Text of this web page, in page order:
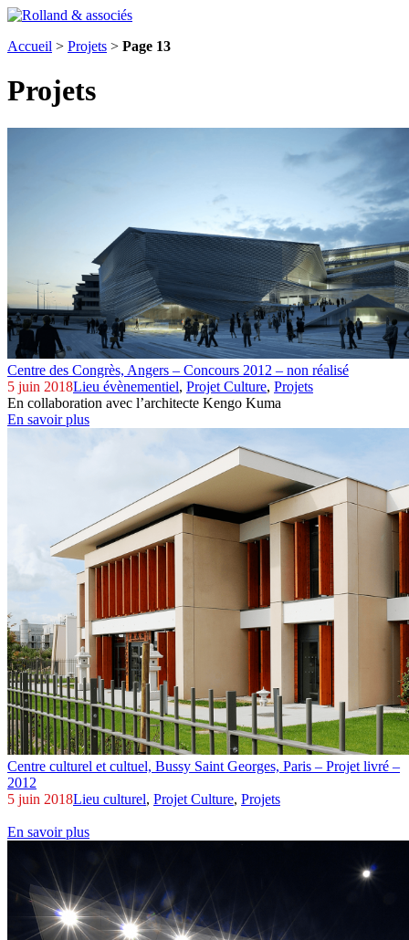
Accueil > Projets > Page 13
Projets
Centre des Congrès, Angers – Concours 2012 – non réalisé
5 juin 2018Lieu évènementiel, Projet Culture, Projets
En collaboration avec l’architecte Kengo Kuma
En savoir plus
Centre culturel et cultuel, Bussy Saint Georges, Paris – Projet livré –
2012
5 juin 2018Lieu culturel, Projet Culture, Projets
En savoir plus